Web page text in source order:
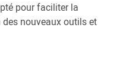
pour faciliter la
nouveaux outils et